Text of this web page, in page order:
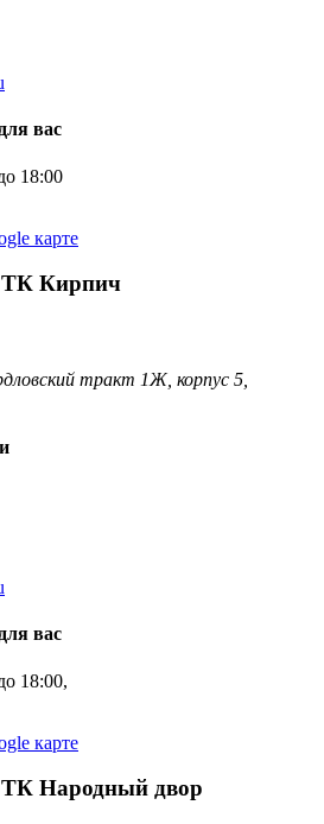
вас
18:00
карте
ТК Кирпич
тракт 1Ж, корпус 5,
вас
18:00,
карте
ТК Народный двор